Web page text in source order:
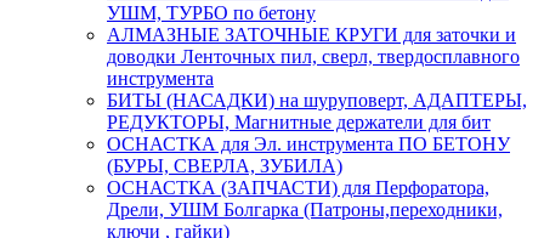
УШМ, ТУРБО по бетону
АЛМАЗНЫЕ ЗАТОЧНЫЕ КРУГИ для заточки и
доводки Ленточных пил, сверл, твердосплавного
инструмента
БИТЫ (НАСАДКИ) на шуруповерт, АДАПТЕРЫ,
РЕДУКТОРЫ, Магнитные держатели для бит
ОСНАСТКА для Эл. инструмента ПО БЕТОНУ
(БУРЫ, СВЕРЛА, ЗУБИЛА)
ОСНАСТКА (ЗАПЧАСТИ) для Перфоратора,
Дрели, УШМ Болгарка (Патроны,переходники,
ключи , гайки)